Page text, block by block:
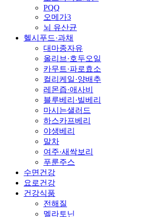
PQQ
오메가3
뇌 유산균
헬시푸드·과채
대마종자유
올리브·호두오일
카무트·파로효소
컬리케일·양배추
레몬즙·애사비
블루베리·빌베리
마시는샐러드
하스카프베리
야생베리
말차
여주·새싹보리
푸룬주스
수면건강
요로건강
건강식품
전해질
멜라토닌